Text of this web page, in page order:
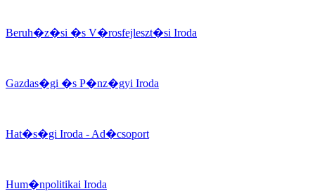
Beruh�z�si �s V�rosfejleszt�si Iroda
Gazdas�gi �s P�nz�gyi Iroda
Hat�s�gi Iroda - Ad�csoport
Hum�npolitikai Iroda